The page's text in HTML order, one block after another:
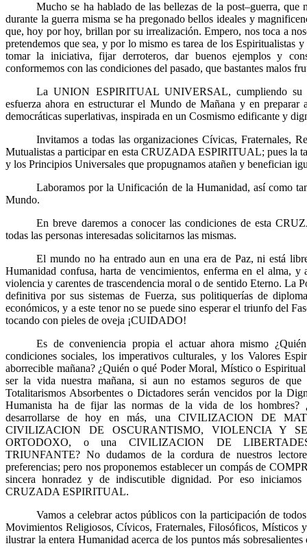
Mucho se ha hablado de las bellezas de la post–guerra, que
durante la guerra misma se ha pregonado bellos ideales y
que, hoy por hoy, brillan por su irrealización. Empero, nos toca a
pretendemos que sea, y por lo mismo es tarea de los Espiritualistas
tomar la iniciativa, fijar derroteros, dar buenos ejemplos y
conformemos con las condiciones del pasado, que bastantes malos
La UNION ESPIRITUAL UNIVERSAL, cumpliendo su
esfuerza ahora en estructurar el Mundo de Mañana y en preparar
democráticas superlativas, inspirada en un Cosmismo edificante y
Invitamos a todas las organizaciones Cívicas, Fraternales,
Mutualistas a participar en esta CRUZADA ESPIRITUAL; pues la
y los Principios Universales que propugnamos atañen y benefician
Laboramos por la Unificación de la Humanidad, así como
Mundo.
En breve daremos a conocer las condiciones de esta
todas las personas interesadas solicitarnos las mismas.
El mundo no ha entrado aun en una era de Paz, ni está
Humanidad confusa, harta de vencimientos, enferma en el alma, y
violencia y carentes de trascendencia moral o de sentido Eterno. La
definitiva por sus sistemas de Fuerza, sus politiquerías de
económicos, y a este tenor no se puede sino esperar el triunfo del
tocando con pieles de oveja ¡CUIDADO!
Es de conveniencia propia el actuar ahora mismo
condiciones sociales, los imperativos culturales, y los Valores
aborrecible mañana? ¿Quién o qué Poder Moral, Místico o
ser la vida nuestra mañana, si aun no estamos seguros de
Totalitarismos Absorbentes o Dictadores serán vencidos por la
Humanista ha de fijar las normas de la vida de los hombres?
desarrollarse de hoy en más, una CIVILIZACION DE
CIVILIZACION DE OSCURANTISMO, VIOLENCIA Y
ORTODOXO, o una CIVILIZACION DE
TRIUNFANTE? No dudamos de la cordura de nuestros
preferencias; pero nos proponemos establecer un compás de
sincera honradez y de indiscutible dignidad. Por eso
CRUZADA ESPIRITUAL.
Vamos a celebrar actos públicos con la participación de
Movimientos Religiosos, Cívicos, Fraternales, Filosóficos, Místicos
ilustrar la entera Humanidad acerca de los puntos más